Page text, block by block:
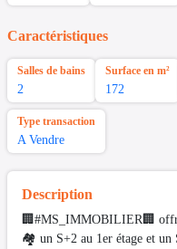
Caractéristiques
Salles de bains
2
Surface en m²
172
Type transaction
A Vendre
Description
🏢#MS_IMMOBILIER🏢
🏘 un S+2 au 1er étage et un